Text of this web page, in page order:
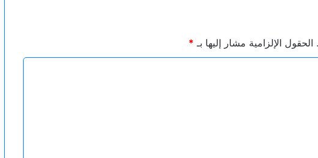
الحقول الإلزامية مشار إليها بـ *